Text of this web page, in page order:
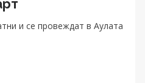
и се провеждат в Аулата